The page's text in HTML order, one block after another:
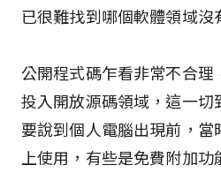
已很難找到哪個軟體領域沒
公開程式碼乍看非常不合理
投入開放源碼領域，這一
要說到個人電腦出現前，
上使用，有些是免費附加